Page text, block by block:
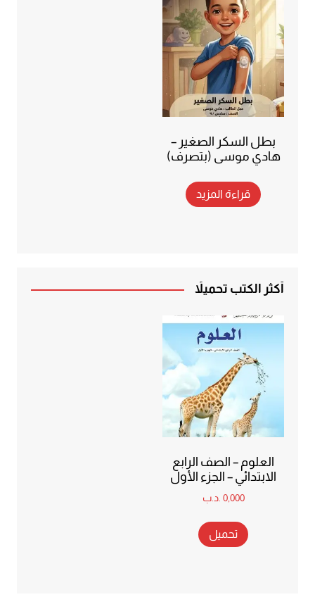
بطل السكر الصغير –
هادي موسى (بتصرف)
قراءة المزيد
أكثر الكتب تحميلاً
العلوم – الصف الرابع
الابتدائي – الجزء الأول
0,000 .د.ب
تحميل